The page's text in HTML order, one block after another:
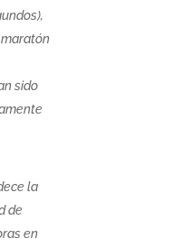
sido
la
de
en